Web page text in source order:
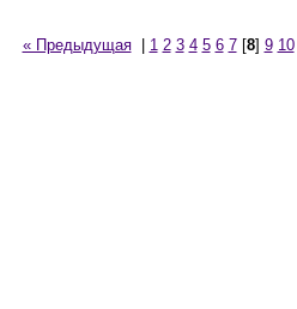
« Предыдущая| 1 2 3 4 5 6 7[8] 9 10